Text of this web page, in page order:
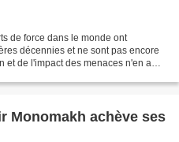
de force dans le monde ont
décennies et ne sont pas encore
et de l'impact des menaces n'en a
Monomakh achève ses